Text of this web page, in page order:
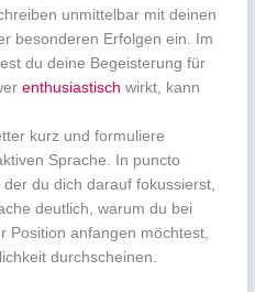
unmittelbar mit deinen
besonderen Erfolgen ein. Im
du deine Begeisterung für
enthusiastisch wirkt, kann
kurz und formuliere
Sprache. In puncto
der du dich darauf fokussierst,
deutlich, warum du bei
Position anfangen möchtest,
durchscheinen.